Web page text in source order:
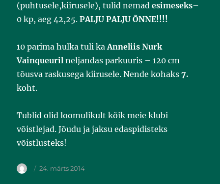
(puhtusele,kiirusele), tulid nemadesimeseks–
0 kp, aeg 42,25.PALJU PALJU ÕNNE!!!!
10 parima hulka tuli kaAnneliis Nurk
Vainqueuril neljandas parkuuris – 120 cm
tõusva raskusega kiirusele. Nende kohaks7.
koht.
Tublid olid loomulikult kõik meie klubi
võistlejad. Jõudu ja jaksu edaspidisteks
võistlusteks!
24. märts 2014